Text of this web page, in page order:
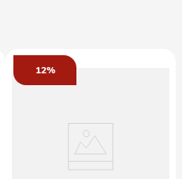
12%